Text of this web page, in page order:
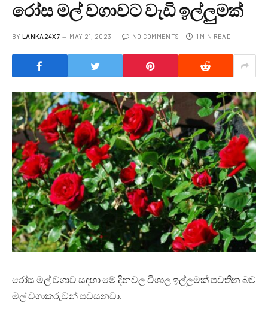
රෝස මල් වගාවට වැඩි ඉල්ලුමක්
BY LANKA24X7 MAY 21, 2023 NO COMMENTS 1 MIN READ
රෝස මල් වගාව සඳහා මේ දිනවල විශාල ඉල්ලු‍මක් පවතින බව
මල් වගාකරුවන් පවසනවා.